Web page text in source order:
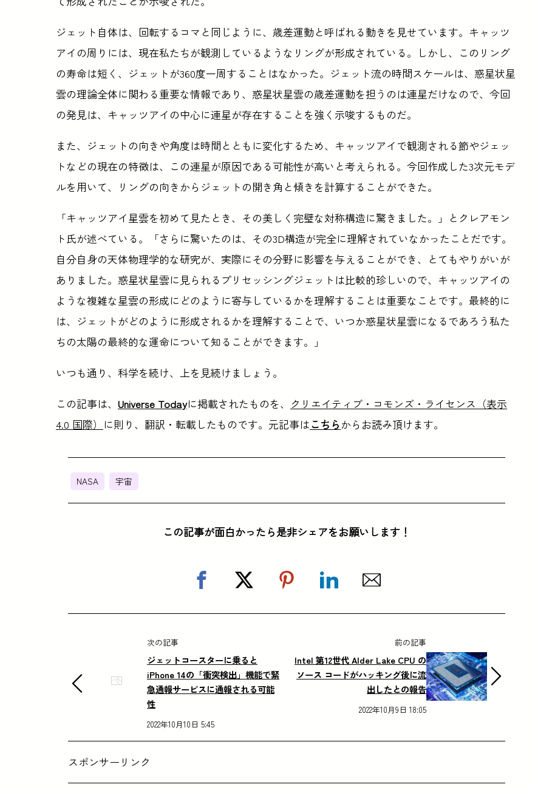
ジェット自体は、回転するコマと同じように、歳差運動と呼ばれる動きを見せています。キャッツ
アイの周りには、現在私たちが観測しているようなリングが形成されている。しかし、このリング
の寿命は短く、ジェットが360度一周することはなかった。ジェット流の時間スケールは、惑星状星
雲の理論全体に関わる重要な情報であり、惑星状星雲の歳差運動を担うのは連星だけなので、今回
の発見は、キャッツアイの中心に連星が存在することを強く示唆するものだ。
また、ジェットの向きや角度は時間とともに変化するため、キャッツアイで観測される節やジェッ
トなどの現在の特徴は、この連星が原因である可能性が高いと考えられる。今回作成した3次元モデ
ルを用いて、リングの向きからジェットの開き角と傾きを計算することができた。
「キャッツアイ星雲を初めて見たとき、その美しく完璧な対称構造に驚きました。」とクレアモン
ト氏が述べている。「さらに驚いたのは、その3D構造が完全に理解されていなかったことだです。
自分自身の天体物理学的な研究が、実際にその分野に影響を与えることができ、とてもやりがいが
ありました。惑星状星雲に見られるプリセッシングジェットは比較的珍しいので、キャッツアイの
ような複雑な星雲の形成にどのように寄与しているかを理解することは重要なことです。最終的に
は、ジェットがどのように形成されるかを理解することで、いつか惑星状星雲になるであろう私た
ちの太陽の最終的な運命について知ることができます。」
いつも通り、科学を続け、上を見続けましょう。
この記事は、 Universe Todayに掲載されたものを、 クリエイティブ・コモンズ・ライセンス（表示
4.0 国際） に則り、翻訳・転載したものです。元記事はこちらからお読み頂けます。
NASA 宇宙
この記事が面白かったら是非シェアをお願いします！
次の記事
ジェットコースターに乗ると
iPhone 14の「衝突検出」機能で緊
急通報サービスに通報される可能
性
2022年10月10日 5:45
前の記事
Intel 第12世代 Alder Lake CPU の
ソース コードがハッキング後に流
出したとの報告
2022年10月9日 18:05
スポンサーリンク